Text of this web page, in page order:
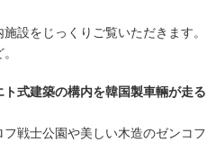
設をじっくりご覧いただきます。
ト式建築の構内を韓国製車輛が走る
戦士公園や美しい木造のゼンコフ